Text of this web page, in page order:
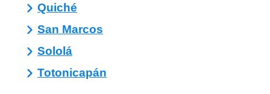
Quiché
San Marcos
Sololá
Totonicapán